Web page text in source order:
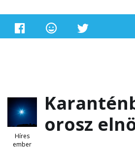
Híres
ember
orosz